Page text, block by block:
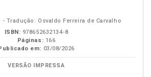
- Tradução: Osvaldo Ferreira de Carvalho
ISBN: 978652632134-8
Páginas: 166
em: 03/08/2026
VERSÃO IMPRESSA